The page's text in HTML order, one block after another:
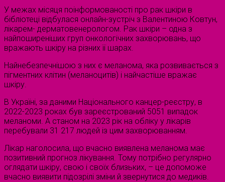
У межах місяця поінформованості про рак шкіри в
бібліотеці відбулася онлайн-зустріч з Валентиною Ковтун,
лікарем- дерматовенерологом. Рак шкіри – одна з
найпоширеніших груп онкологічних захворювань, що
вражають шкіру на різних її шарах.
Найнебезпечнішою з них є меланома, яка розвивається з
пігментних клітин (меланоцитів) і найчастіше вражає
шкіру.
В Україні, за даними Національного канцер-реєстру, в
2022-2023 роках був зареєстрований 5051 випадок
меланоми. А станом на 2023 рік на обліку у лікарів
перебували 31 217 людей із цим захворюванням.
Лікар наголосила, що вчасно виявлена меланома має
позитивний прогноз лікування. Тому потрібно регулярно
оглядати шкіру, свою і своїх близьких, – це допоможе
вчасно виявити підозрілі зміни й звернутися до медиків.